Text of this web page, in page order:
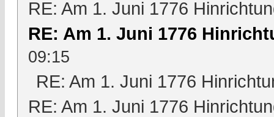
RE: Am 1. Juni 1776
RE: Am 1. Juni 1776
09:15
RE: Am 1. Juni 1776
RE: Am 1. Juni 1776